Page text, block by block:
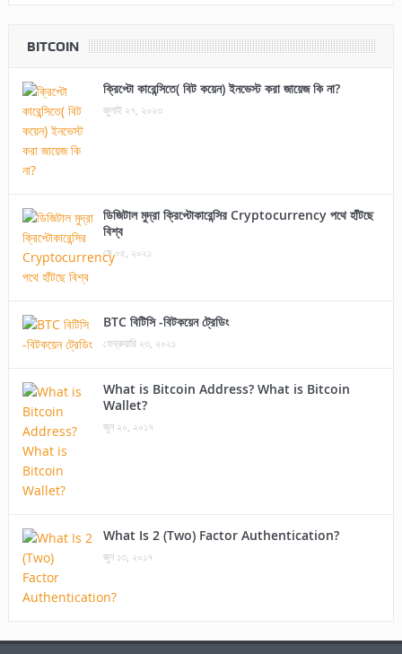
BITCOIN
ক্রিপ্টো কারেন্সিতে( বিট কয়েন) ইনভেস্ট করা জায়েজ কি না?
জুলাই ২৭, ২০২৩
ডিজিটাল মুদ্রা ক্রিপ্টোকারেন্সির Cryptocurrency পথে হাঁটছে
বিশ্ব
মে ০৫, ২০২১
BTC বিটিসি -বিটকয়েন ট্রেডিং
ফেব্রুয়ারি ২৩, ২০২১
What is Bitcoin Address? What is Bitcoin
Wallet?
জুন ২০, ২০১৭
What Is 2 (Two) Factor Authentication?
জুন ১৩, ২০১৭